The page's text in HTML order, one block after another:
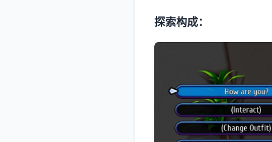
探索构成：